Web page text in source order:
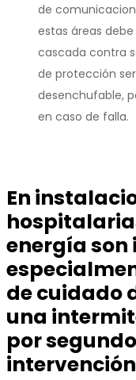
de
estas áreas
cascada contra
de protección
desenchufable,
en caso de falla.
En
energía
de cuidado
una
por